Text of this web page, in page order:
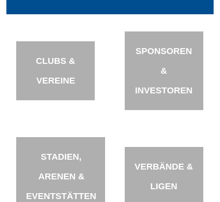
CLUBS &
VEREINE
STADIEN,
ARENEN &
EVENTSTÄTTEN
SPONSOREN
&
INVESTOREN
VERBÄNDE &
LIGEN